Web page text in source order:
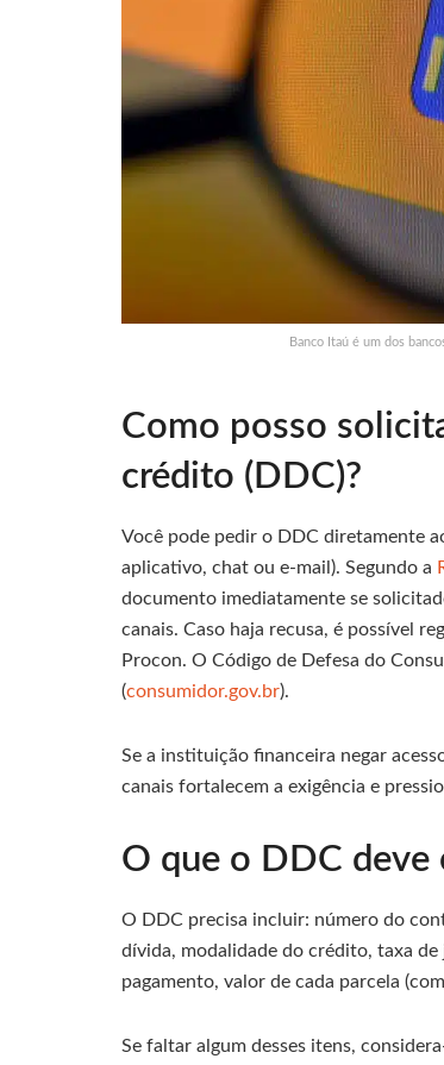
Banco Itaú é um dos
Como posso
crédito (DDC)?
Você pode pedir o DDC diretamente
aplicativo, chat ou e-mail). Segundo a
documento imediatamente se
canais. Caso haja recusa, é possível
Procon. O Código de Defesa do
(consumidor.gov.br).
Se a instituição financeira negar
canais fortalecem a exigência e
O que o DDC deve
O DDC precisa incluir: número do
dívida, modalidade do crédito, taxa
pagamento, valor de cada parcela
Se faltar algum desses itens,